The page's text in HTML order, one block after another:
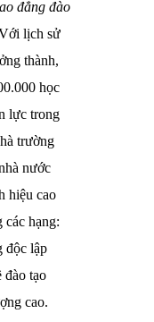
đẳng đào
lịch sử
thành,
học
lực trong
trường
nước
hiệu cao
hạng:
độc lập
đào tạo
cao.